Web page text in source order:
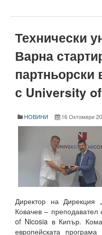
Месец на науката 2022
Начало
Електротехнически
Факултет по
Машинно-
Корабостроителен
Добруджански
Месец на науката 2023
Начало
Технически
Варна
партньорски
с University
НОВИНИ 16 Октомври
Директор на
Ковачев – преподавател
of Nicosia в Кипър.
европейската